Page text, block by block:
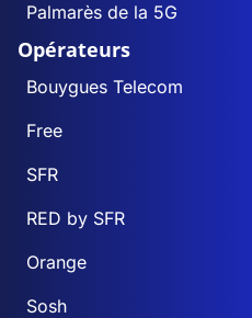
Palmarès de la 5G
Opérateurs
Bouygues Telecom
Free
SFR
RED by SFR
Orange
Sosh